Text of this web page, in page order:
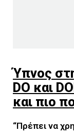
Ύπνος
DO και
και πιο
“Πρέπει να